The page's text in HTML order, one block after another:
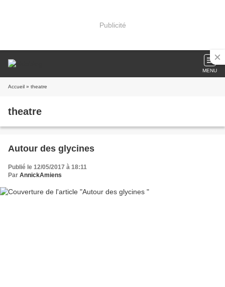
Publicité
MENU
Accueil » theatre
theatre
Autour des glycines
Publié le 12/05/2017 à 18:11
Par AnnickAmiens